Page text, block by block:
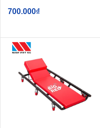
700.000₫